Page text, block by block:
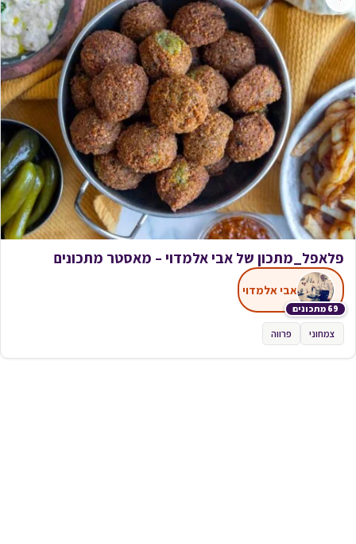
פלאפל_מתכון של אבי אלמדוי – מאסטר מתכונים
69 מתכונים
אבי אלמדוי
צמחוני פרווה